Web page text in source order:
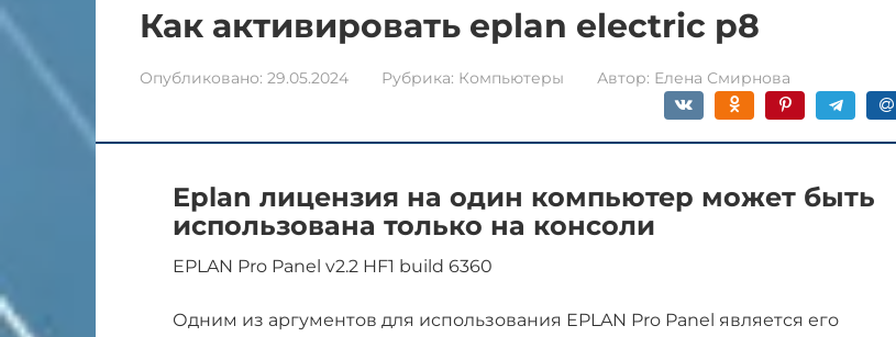
Как активировать eplan electric p8
Опубликовано: 29.05.2024 Рубрика: Компьютеры Автор: Елена Смирнова
Eplan лицензия на один компьютер может быть
использована только на консоли
EPLAN Pro Panel v2.2 HF1 build 6360
Одним из аргументов для использования EPLAN Pro Panel является его